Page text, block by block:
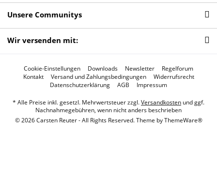
Unsere Communitys
Wir versenden mit:
Cookie-Einstellungen Downloads Newsletter
Regelforum
Kontakt
Versand und Zahlungsbedingungen
Widerrufsrecht
Datenschutzerklärung
AGB Impressum
* Alle Preise inkl. gesetzl. Mehrwertsteuer zzgl.Versandkosten und ggf.
Nachnahmegebühren, wenn nicht anders beschrieben
© 2026 Carsten Reuter - All Rights Reserved. Theme byThemeWare®